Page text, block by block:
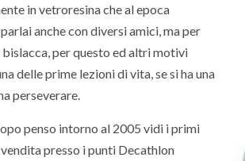
in vetroresina che al epoca
anche con diversi amici, ma per
bislacca, per questo ed altri motivi
delle prime lezioni di vita, se si ha una
perseverare.
penso intorno al 2005 vidi i primi
presso i punti Decathlon